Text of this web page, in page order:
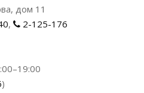
дом 11
, 2-125-176
)